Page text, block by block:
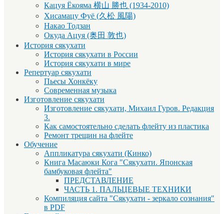
Кацуя Ёкояма 横山 勝也 (1934-2010)
Хисамацу Фуё (久松 風陽)
Накао Тодзан
Окуда Ацуя (奥田 敦也)
История сякухати
История сякухати в России
История сякухати в мире
Репертуар сякухати
Пьесы Хонкёку
Современная музыка
Изготовление сякухати
Изготовление сякухати, Михаил Гуров. Редакция
3.
Как самостоятельно сделать флейту из пластика
Ремонт трещин на флейте
Обучение
Аппликатура сякухати (Кинко)
Книга Масаюки Кога "Сякухати. Японская
бамбуковая флейта"
ПРЕДСТАВЛЕНИЕ
ЧАСТЬ 1. ПАЛЬЦЕВЫЕ ТЕХНИКИ
Компиляция сайта "Сякухати - зеркало сознания"
в PDF